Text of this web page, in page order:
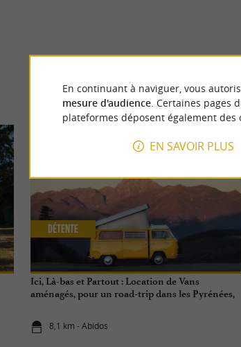
NOUS AVONS
Ici, Là-bas et Partout : Location de Vans
aménagés, pour un road-trip dans les Pyrénées,
8,1 km - Abidos
Détente
En continuant à naviguer, vous
mesure d'audience. Certaines pages
plateformes déposent également des
EN SAVOIR PLUS